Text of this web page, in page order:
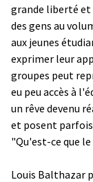
grande liberté
des gens au
aux jeunes
exprimer leur
groupes peut
eu peu accès à
un rêve devenu
et posent parfois
"Qu'est-ce que
Louis Balthazar